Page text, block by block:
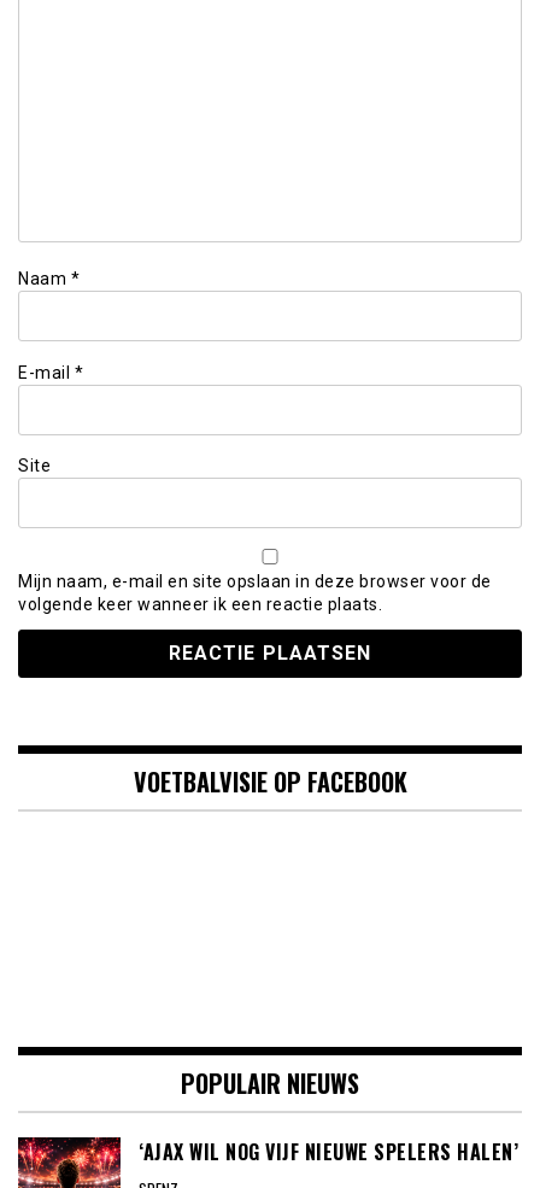
Naam *
E-mail *
Site
Mijn naam, e-mail en site opslaan in deze browser voor de
volgende keer wanneer ik een reactie plaats.
VOETBALVISIE OP FACEBOOK
POPULAIR NIEUWS
‘AJAX WIL NOG VIJF NIEUWE SPELERS HALEN’